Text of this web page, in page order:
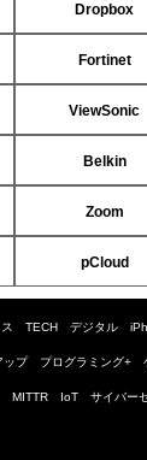
Dropbox
Fortinet
ViewSonic
Belkin
Zoom
pCloud
TECH デジタル
ップ プログラミング+
MITTR IoT サイバー